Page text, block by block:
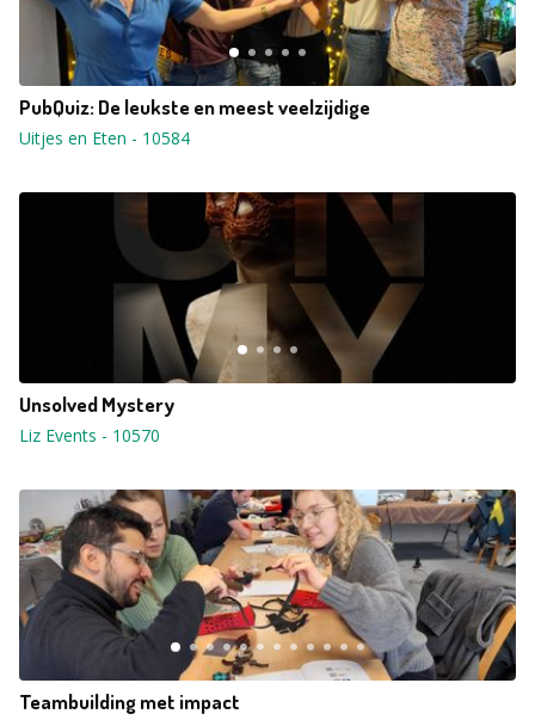
PubQuiz: De leukste en meest veelzijdige
Uitjes en Eten - 10584
Unsolved Mystery
Liz Events - 10570
Teambuilding met impact